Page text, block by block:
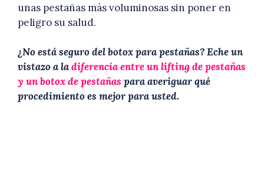
unas pestañas más voluminosas sin poner en
peligro su salud.
¿No está seguro del botox para pestañas? Eche un
vistazo a ladiferencia entre un lifting de pestañas
y un botox de pestañas para averiguar qué
procedimiento es mejor para usted.